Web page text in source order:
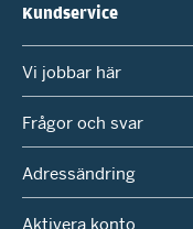
Kundservice
Vi jobbar här
Frågor och svar
Adressändring
Aktivera konto